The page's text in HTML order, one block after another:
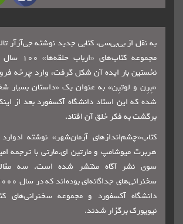
از بی‌بی‌سی، کتابی جدید نوشته جی‌آرآر تالکین، نویسنده
مجموعه کتاب‌های «ارباب حلقه‌ها» ۱۰۰ سال بعد از اینکه
بار ایده آن شکل گرفت، وارد چرخه فروش شد.کتاب
لوتیِن» به عنوان یک «داستان بسیار شخصی» توصیف
این استاد دانشگاه آکسفورد بعد از اینکه از نبرد سُم
به فکر خلق آن افتاد.
آرمان‌شهر» نوشته ادوارد راث استاین،
میوشامپ و مارتین ای.مارتی با ترجمه امیر یداله‌پور از
آگاه منتشر شده است. سه مقاله این کتاب،
سخنرانی‌های جداگانه‌ای بوده‌اند که در سال 2000 در انتشارات
آکسفورد و مجموعه سخنرانی‌های کتابخانه عمومی
برگزار شدند.